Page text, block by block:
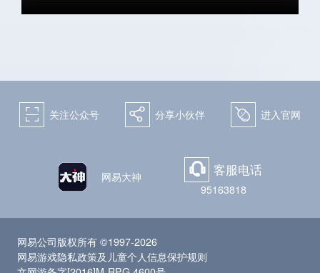
򰀁 关注公众号 򰀂 分享小伙伴 򰀄 进入官网
网易大神 򰀃 客服电话
95163818
网易公司版权所有 ©1997-2026
网易游戏隐私政策及儿童个人信息保护规则